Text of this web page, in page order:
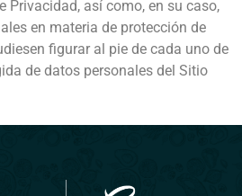
Privacidad, así como, en su caso,
en materia de protección de
figurar al pie de cada uno de
de datos personales del Sitio